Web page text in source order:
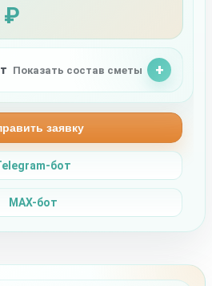
₽
Показать состав сметы
заявку
бот
MAX-бот